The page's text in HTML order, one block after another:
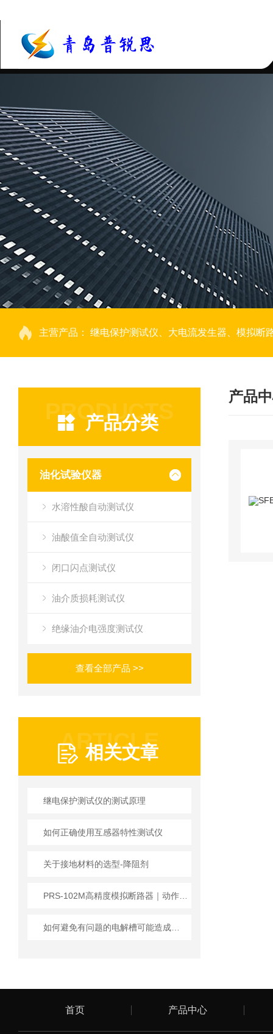
主营产品： 继电保护测试仪、大电流发生器、模拟断路器、回路电阻测试仪、热继电器测试仪、电动机保护器测试仪、互感器特性测试仪、
PRODUCTS
产品分类
油化试验仪器
水溶性酸自动测试仪
油酸值全自动测试仪
闭口闪点测试仪
油介质损耗测试仪
绝缘油介电强度测试仪
查看全部产品 >>
ARTICLE
相关文章
继电保护测试仪的测试原理
如何正确使用互感器特性测试仪
关于接地材料的选型-降阻剂
产品
首页 产品中心